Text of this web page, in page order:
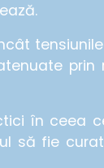
prin
în ceea
să fie